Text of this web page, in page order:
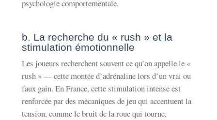
psychologie comportementale.
b. La recherche du « rush » et la
stimulation émotionnelle
Les joueurs recherchent souvent ce qu’on appelle le «
rush » — cette montée d’adrénaline lors d’un vrai ou
faux gain. En France, cette stimulation intense est
renforcée par des mécaniques de jeu qui accentuent la
tension, comme le bruit de la roue qui tourne,